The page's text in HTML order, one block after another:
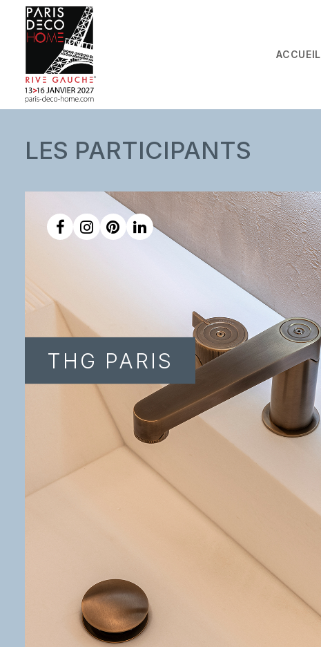
ACCUEIL
LES PARTICIPANTS
THG PARIS